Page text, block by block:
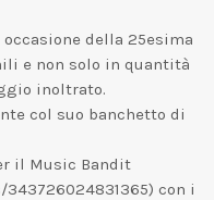
occasione della 25esima
e non solo in quantità
inoltrato.
col suo banchetto di
il Music Bandit
con i